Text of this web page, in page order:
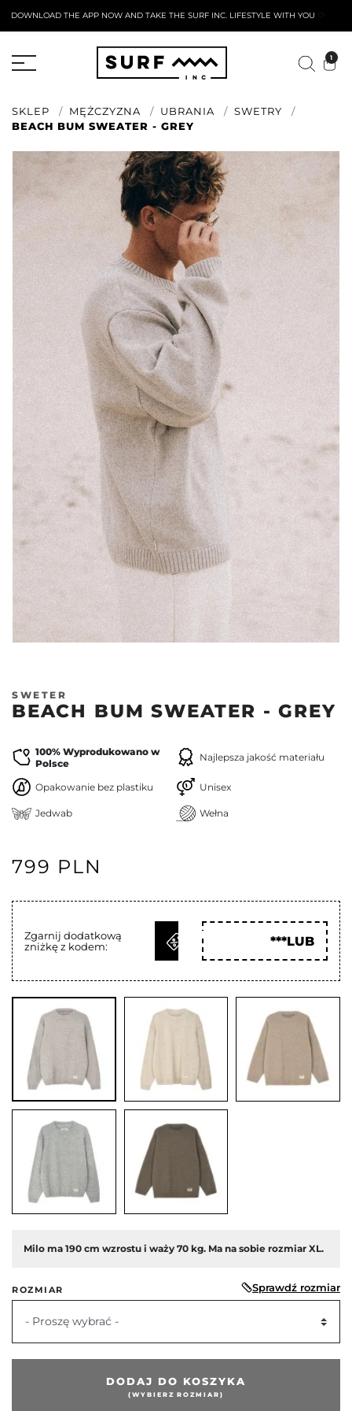
DOWNLOAD THE APP NOW AND TAKE THE SURF INC. LIFESTYLE WITH YOU 🤍
1
SKLEP MĘŻCZYZNA UBRANIA
SWETRY
BEACH BUM SWEATER - GREY
SWETER
BEACH BUM SWEATER - GREY
100% Wyprodukowano w
Polsce
Najlepsza jakość materiału
Opakowanie bez plastiku Unisex
Jedwab Wełna
799 PLN
Zgarnij dodatkową
zniżkę z kodem:
ODBIERZ
***LUB
Milo ma 190 cm wzrostu i waży 70 kg. Ma na sobie rozmiar XL.
ROZMIAR Sprawdź rozmiar
- Proszę wybrać -
DODAJ DO KOSZYKA
(WYBIERZ ROZMIAR)
AKTYWNY FORMULARZ ZWROTU